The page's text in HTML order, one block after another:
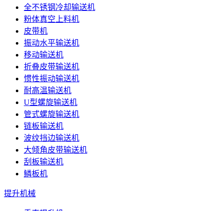
全不锈钢冷却输送机
粉体真空上料机
皮带机
振动水平输送机
移动输送机
折叠皮带输送机
惯性振动输送机
耐高温输送机
U型螺旋输送机
管式螺旋输送机
链板输送机
波纹挡边输送机
大倾角皮带输送机
刮板输送机
鳞板机
提升机械